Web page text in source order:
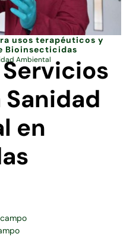
usos terapéuticos y
Bioinsecticidas
Ambiental
Sanidad
en